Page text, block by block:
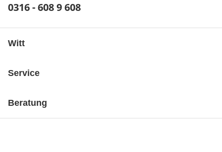
Telefonnummer:
0316 - 608 9 608
Witt
Service
Beratung